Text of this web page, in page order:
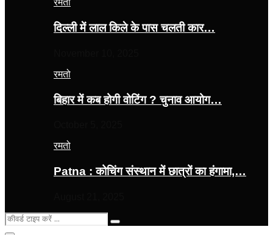
रमतो
दिल्ली में लाल किले के पास चलती कार…
रमतो
बिहार में कब होगी वोटिंग ? चुनाव आयोग…
रमतो
Patna : कोचिंग संस्थान में छात्रों का हंगामा,…
Search
for:
Search